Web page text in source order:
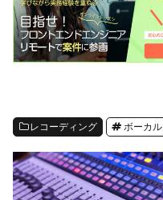
レコーディング ボーカル